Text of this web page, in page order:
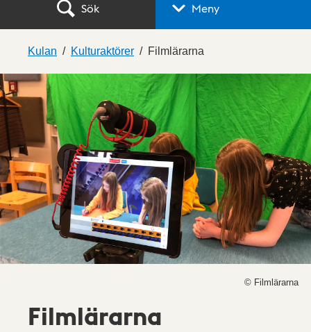
Sök Meny
Kulan Kulturaktörer Filmlärarna
© Filmlärarna
Filmlärarna